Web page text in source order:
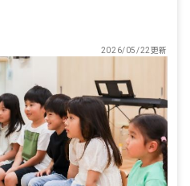
2026/05/22更新